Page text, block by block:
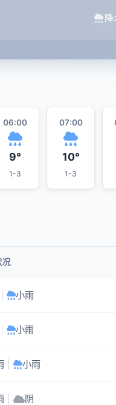
06:00
9°
1-3
07:00
10°
1-3
况
小雨
小雨
小雨
阴